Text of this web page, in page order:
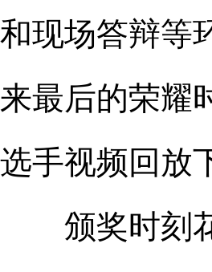
和现场答辩等
来最后的荣耀
选手视频回放
颁奖时刻